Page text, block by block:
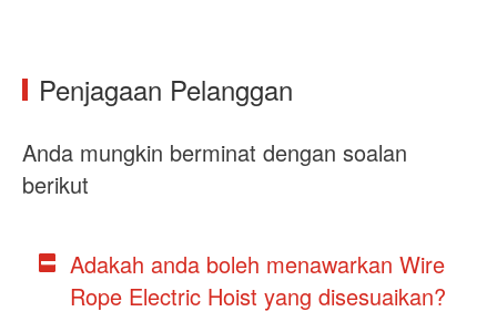
Penjagaan Pelanggan
Anda mungkin berminat dengan soalan
berikut
Adakah anda boleh menawarkan Wire
Rope Electric Hoist yang disesuaikan?